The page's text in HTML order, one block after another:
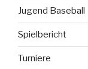
Jugend Baseball
Spielbericht
Turniere